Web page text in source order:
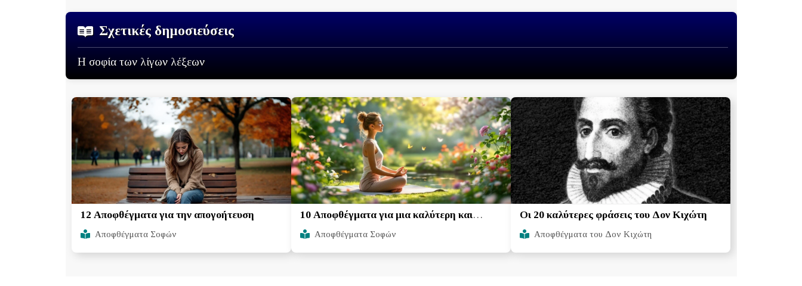
Σχετικές δημοσιεύσεις
Η σοφία των λίγων λέξεων
12 Αποφθέγματα για την απογοήτευση
Αποφθέγματα Σοφών
10 Αποφθέγματα για μια καλύτερη και
ευτυχέστερη ζωή
Αποφθέγματα Σοφών
Οι 20 καλύτερες φράσεις του Δον Κιχώτη
Αποφθέγματα του Δον Κιχώτη